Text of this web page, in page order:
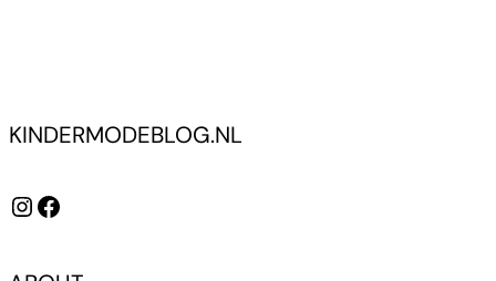
KINDERMODEBLOG.NL
InstagramFacebook